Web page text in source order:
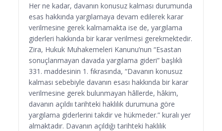
Her ne kadar, davanın konusuz kalması durumunda
esas hakkında yargılamaya devam edilerek karar
verilmesine gerek kalmamakta ise de, yargılama
giderleri hakkında bir karar verilmesi gerekmektedir.
Zira, Hukuk Muhakemeleri Kanunu’nun “Esastan
sonuçlanmayan davada yargılama gideri” başlıklı
331. maddesinin 1. fıkrasında, “Davanın konusuz
kalması sebebiyle davanın esası hakkında bir karar
verilmesine gerek bulunmayan hâllerde, hâkim,
davanın açıldıı tarihteki haklılık durumuna göre
yargılama giderlerini takdir ve hükmeder.” kuralı yer
almaktadır. Davanın açıldığı tarihteki haklılık